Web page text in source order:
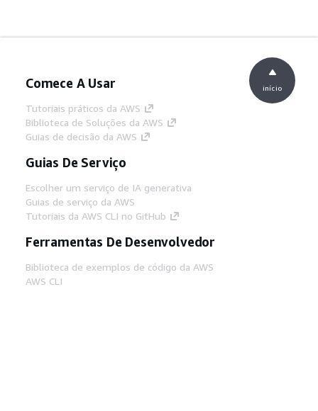
Comece A Usar
Tutoriais práticos da AWS
Biblioteca de Soluções da AWS
Guias de decisão da AWS
Guias De Serviço
Escolher um serviço de IA generativa
Guias de serviço da AWS
Tutoriais da AWS CLI no GitHub
Ferramentas De Desenvolvedor
Biblioteca de exemplos de código da AWS
AWS CLI
início